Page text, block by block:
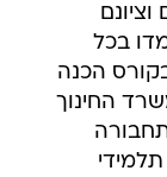
מ-720. אם יעמדו בכל
הכנה
משרד החינוך